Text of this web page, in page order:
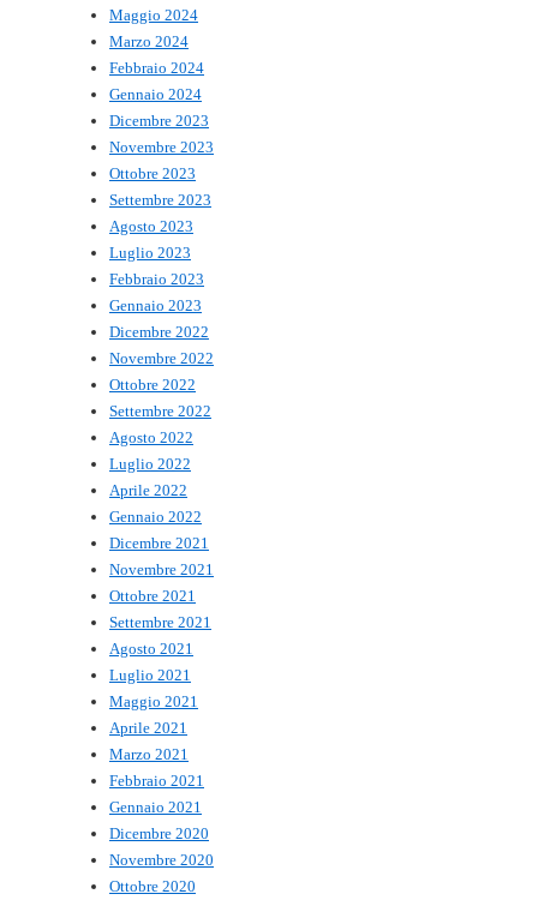
Maggio 2024
Marzo 2024
Febbraio 2024
Gennaio 2024
Dicembre 2023
Novembre 2023
Ottobre 2023
Settembre 2023
Agosto 2023
Luglio 2023
Febbraio 2023
Gennaio 2023
Dicembre 2022
Novembre 2022
Ottobre 2022
Settembre 2022
Agosto 2022
Luglio 2022
Aprile 2022
Gennaio 2022
Dicembre 2021
Novembre 2021
Ottobre 2021
Settembre 2021
Agosto 2021
Luglio 2021
Maggio 2021
Aprile 2021
Marzo 2021
Febbraio 2021
Gennaio 2021
Dicembre 2020
Novembre 2020
Ottobre 2020